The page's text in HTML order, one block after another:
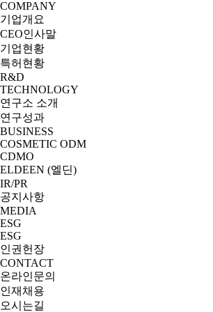
COMPANY
기업개요
CEO인사말
기업현황
특허현황
R&D
TECHNOLOGY
연구소 소개
연구성과
BUSINESS
COSMETIC ODM
CDMO
ELDEEN (엘딘)
IR/PR
공지사항
MEDIA
ESG
ESG
인권헌장
CONTACT
온라인문의
인재채용
오시는길